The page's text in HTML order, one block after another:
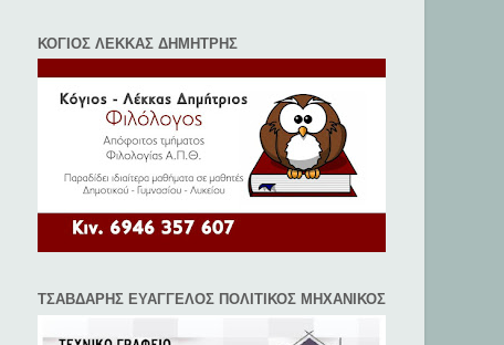
ΚΟΓΙΟΣ ΛΕΚΚΑΣ ΔΗΜΗΤΡΗΣ
ΤΣΑΒΔΑΡΗΣ ΕΥΑΓΓΕΛΟΣ ΠΟΛΙΤΙΚΟΣ ΜΗΧΑΝΙΚΟΣ